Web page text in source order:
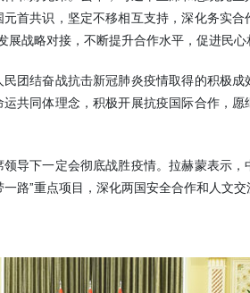
首共识，坚定不移相互支持，深化务实
战略对接，不断提升合作水平，促进民心
结奋战抗击新冠肺炎疫情取得的积极成
共同体理念，积极开展抗疫国际合作，
下一定会彻底战胜疫情。拉赫蒙表示，
路”重点项目，深化两国安全合作和人文